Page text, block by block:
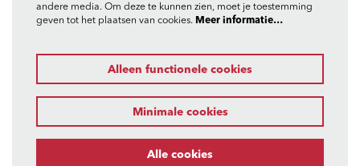
andere media. Om deze te kunnen zien, moet je toestemming
geven tot het plaatsen van cookies. Meer informatie…
Alleen functionele cookies
Minimale cookies
Alle cookies